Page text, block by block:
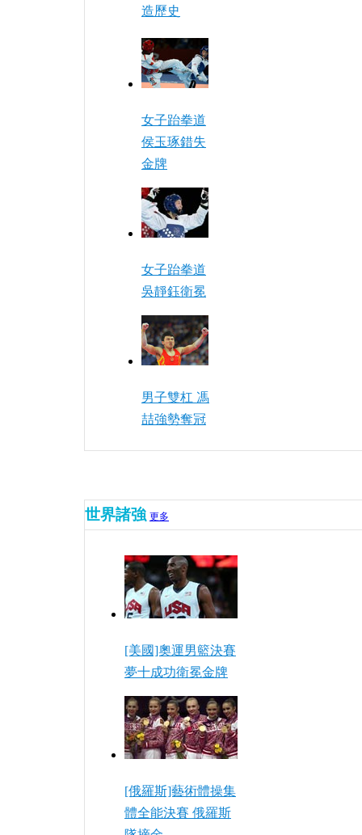
造歷史
女子跆拳道
侯玉琢錯失
金牌
女子跆拳道
吳靜鈺衛冕
男子雙杠 馮
喆強勢奪冠
世界諸強 更多
[美國]奧運男籃決賽
夢十成功衛冕金牌
[俄羅斯]藝術體操集
體全能決賽 俄羅斯